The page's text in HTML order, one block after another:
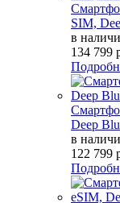
SIM,
в
134 799
Deep
в
122 799